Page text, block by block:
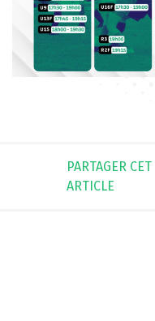
PARTAGER CET
ARTICLE